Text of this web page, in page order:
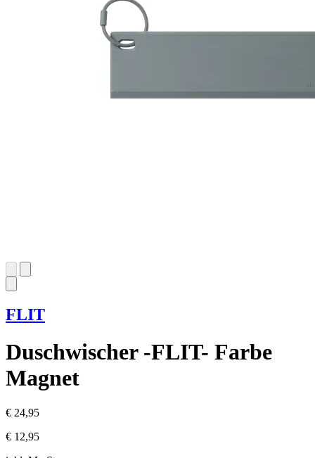
FLIT
Duschwischer -FLIT- Farbe
Magnet
€ 24,95
€ 12,95